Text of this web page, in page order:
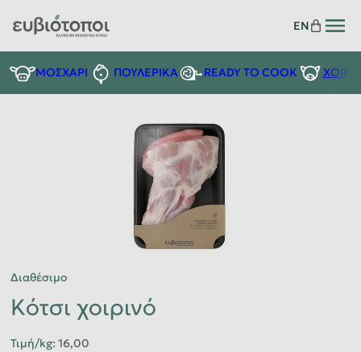
EN
ΜΟΣΧΑΡΙ ΠΟΥΛΕΡΙΚΑ READY TO COOK
Διαθέσιμο
Kότσι χοιρινό
Τιμή/kg: 16,00